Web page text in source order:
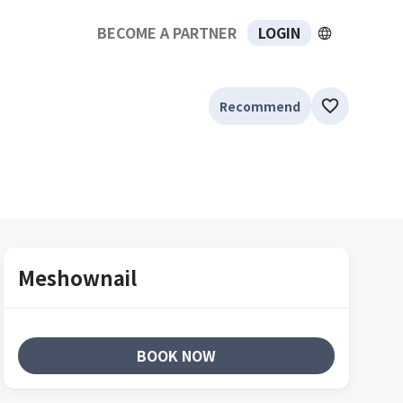
BECOME A PARTNER LOGIN
Recommend
Meshownail
BOOK NOW